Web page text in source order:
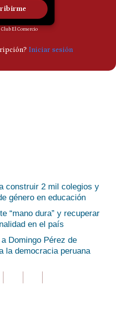
construir 2 mil colegios y
género en educación
“mano dura” y recuperar
en el país
Domingo Pérez de
la democracia peruana